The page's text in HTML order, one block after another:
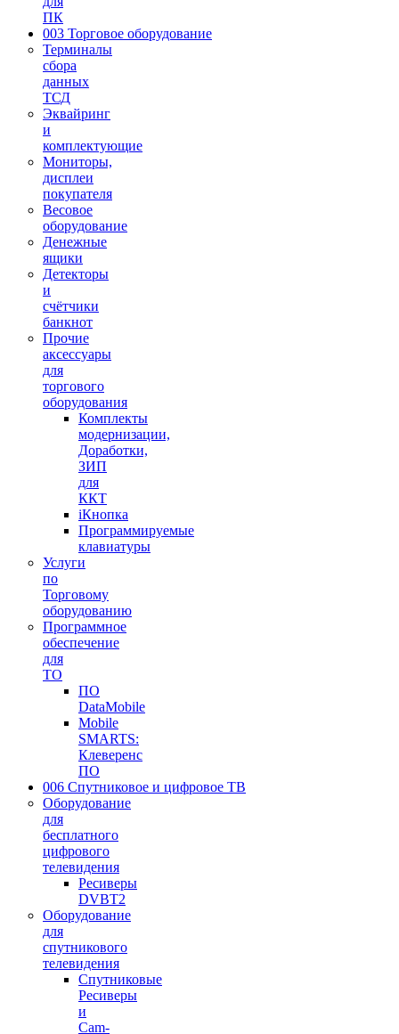
ПК
003 Торговое оборудование
Терминалы
сбора
данных
ТСД
Эквайринг
и
комплектующие
Мониторы,
дисплеи
покупателя
Весовое
оборудование
Денежные
ящики
Детекторы
и
счётчики
банкнот
Прочие
аксессуары
для
торгового
оборудования
Комплекты
модернизации,
Доработки,
ЗИП
для
ККТ
iКнопка
Программируемые
клавиатуры
Услуги
по
Торговому
оборудованию
Программное
обеспечение
для
ТО
ПО
DataMobile
Mobile
SMARTS:
Клеверенс
ПО
006 Спутниковое и цифровое ТВ
Оборудование
для
бесплатного
цифрового
телевидения
Ресиверы
DVBT2
Оборудование
для
спутникового
телевидения
Спутниковые
Ресиверы
и
Cam-